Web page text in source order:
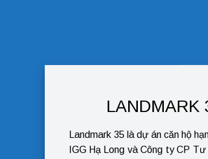
LANDMARK
Landmark 35 là dự án căn hộ
IGG Hạ Long và Công ty CP